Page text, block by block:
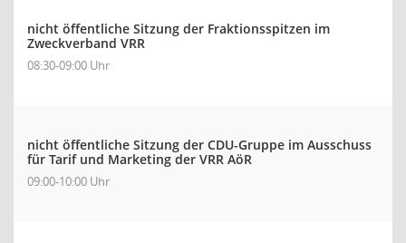
nicht öffentliche Sitzung der Fraktionsspitzen im
Zweckverband VRR
08:30-09:00 Uhr
nicht öffentliche Sitzung der CDU-Gruppe im Ausschuss
für Tarif und Marketing der VRR AöR
09:00-10:00 Uhr